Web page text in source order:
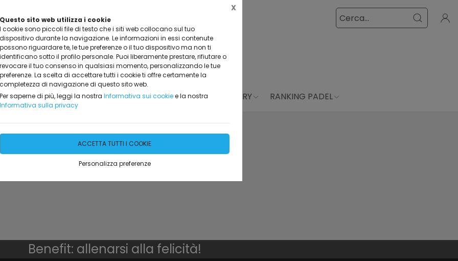
Questo sito web utilizza i cookie
I cookie sono piccoli file di testo che i siti web collocano sul tuo
dispositivo durante la navigazione. Le informazioni in essi contenute
possono riguardare te, le tue preferenze o il tuo dispositivo ma non ti
identificano sotto il profilo personale. Puoi liberamente prestare, rifiutare o
revocare il tuo consenso in qualsiasi momento, personalizzando le tue
preferenze. La scelta di accettare tutti i cookie ti offre certamente la
completezza di navigazione di questo sito web.
Per saperne di più, leggi la nostra Informativa sui cookiee la nostra
Informativa sulla privacy
ACCETTA TUTTI I COOKIE
Personalizza preferenze
X
DICONO DI NOI PROMO ED EVENTI INFO GALLERY RANKING PADEL
Benefit: allenarsi alla felicità!